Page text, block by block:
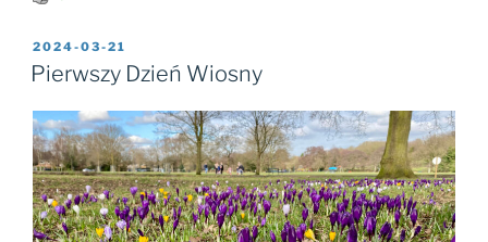
OPUBLIKOWANE
W
2024-03-21
Pierwszy Dzień Wiosny